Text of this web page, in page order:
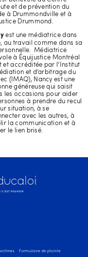
et de prévention du
à Drummondville et à
Drummond.
est une médiatrice dans
au travail comme dans sa
Médiatrice
à Équijustice Montréal
et accréditée par l’Institut
et d’arbitrage du
(IMAQ), Nancy est une
généreuse qui saisit
les occasions pour aider
à prendre du recul
situation, à se
avec les autres, à
la communication et à
le lien brisé.
Formulaire de plainte